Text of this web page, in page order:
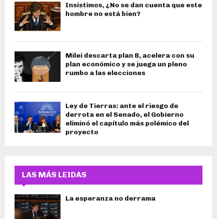
Insistimos, ¿No se dan cuenta que este
hombre no está bien?
Milei descarta plan B, acelera con su
plan económico y se juega un pleno
rumbo a las elecciones
Ley de Tierras: ante el riesgo de
derrota en el Senado, el Gobierno
eliminó el capítulo más polémico del
proyecto
LAS MÁS LEIDAS
La esperanza no derrama